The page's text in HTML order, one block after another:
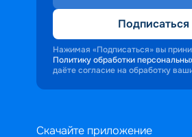
Подписаться
Нажимая «Подписаться» вы
Политику обработки
даёте согласие на обработку
Скачайте приложение